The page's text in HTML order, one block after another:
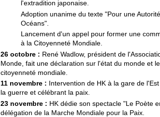
l'extradition japonaise.
Adoption unanime du texte "Pour une
Océans".
Lancement d'un appel pour former une
à la Citoyenneté Mondiale.
26 octobre : René Wadlow, président de
Monde, fait une déclaration sur l'état du monde et
citoyenneté mondiale.
11 novembre : Intervention de HK à la gare de
la guerre et célébrant la paix.
23 novembre : HK dédie son spectacle "Le Poète
délégation de la Marche Mondiale pour la Paix.